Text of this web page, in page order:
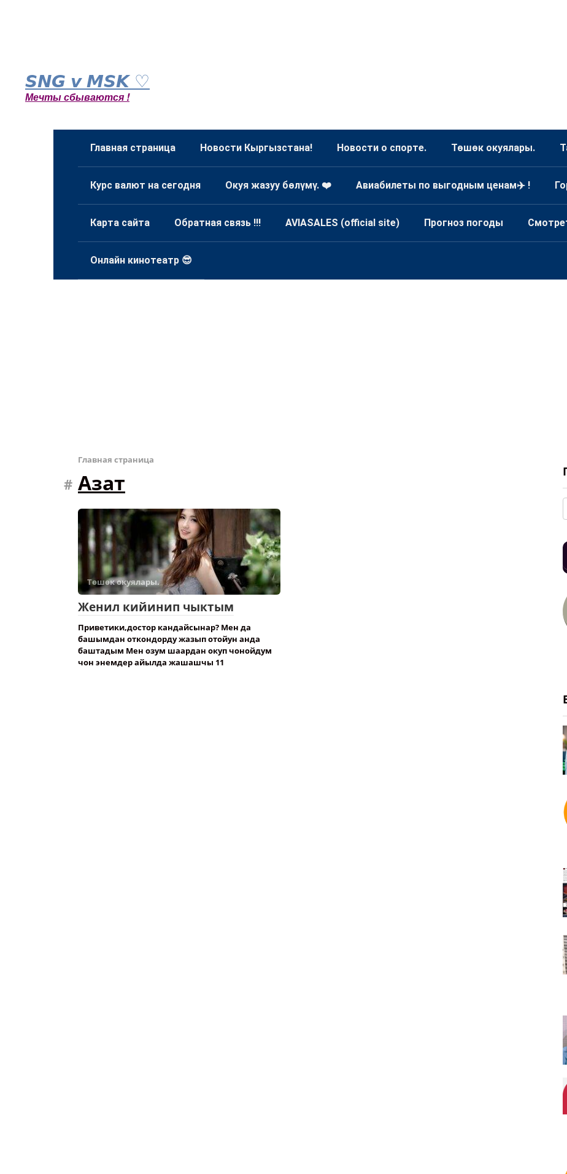
контенту𝙎𝙉𝙂 𝙫 𝙈𝙎𝙆 ♡
Мечты сбываются !
Главная страница Новости Кыргызстана! Новости о спорте. Төшөк окуялары.
Курс валют на сегодня Окуя жазуу бөлүмү. ❤️ Авиабилеты по выгодным ценам✈️ !
Карта сайта Обратная связь !!! AVIASALES (official site) Прогноз погоды
Онлайн кинотеатр 😎
Главная страница
Азат
Төшөк окуялары.
Женил кийинип чыктым
Приветики,достор кандайсынар? Мен да
башымдан откондорду жазып отойун анда
баштадым Мен озум шаардан окуп чонойдум
чон энемдер айылда жашашчы 11